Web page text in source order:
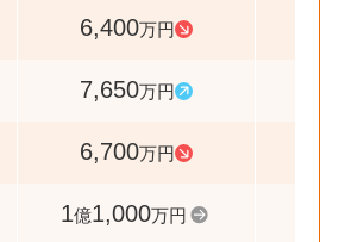
6,400万円
7,650万円
6,700万円
1億1,000万円